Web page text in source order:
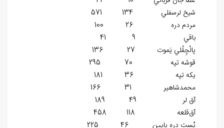
شيخ لرسفلي 134 571
مردم دره 26 100
باقي 9 41
پالْچِقْلي يَموت 27 136
قوشه تپه 70 295
يكه تپه 36 181
محمدشاهير 31 166
آق لر 49 189
آق‌قلعه 118 458